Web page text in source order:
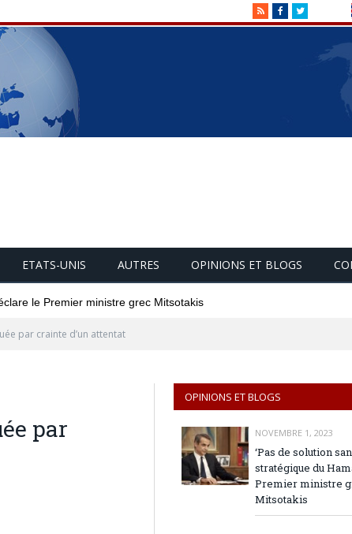
RSSFacebookTwitter
ETATS-UNIS AUTRES OPINIONS ET BLOGS
le Premier ministre grec Mitsotakis
par crainte d’un attentat
par
OPINIONS ET BLOGS
NOVEMBRE 1, 2023
‘Pas de solution
stratégique du
Premier ministre
Mitsotakis